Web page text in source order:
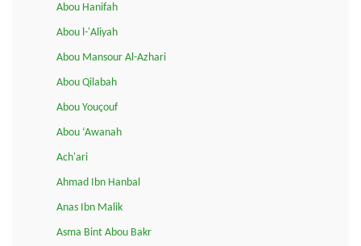
Abou Hanifah
Abou l-'Aliyah
Abou Mansour Al-Azhari
Abou Qilabah
Abou Youçouf
Abou ‘Awanah
Ach'ari
Ahmad Ibn Hanbal
Anas Ibn Malik
Asma Bint Abou Bakr